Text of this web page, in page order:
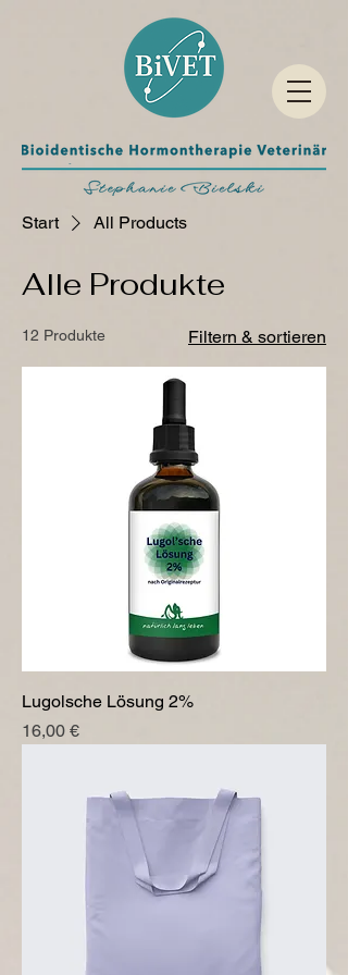
Start All Products
Alle Produkte
12 Produkte Filtern & sortieren
Lugolsche Lösung 2%
Preis
16,00 €